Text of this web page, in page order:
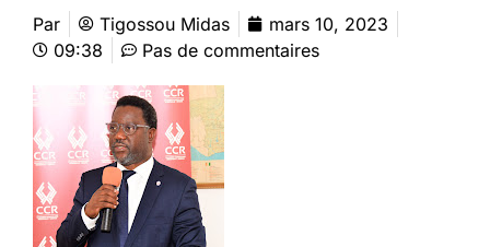
Par Tigossou Midas
mars 10, 2023
09:38
Pas de commentaires